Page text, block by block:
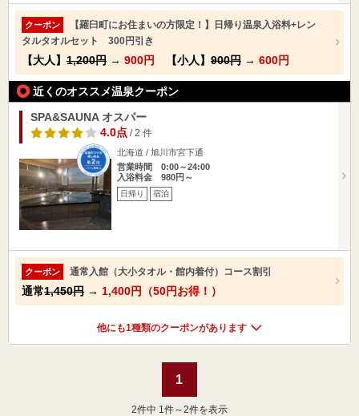
クーポン
【羅臼町にお住まいの方限定！】日帰り温泉入浴料+レン
タルタオルセット 300円引き
【大人】 1,200円 → 900円 【小人】 900円 → 600円
近くのオススメ温泉クーポン
SPA&SAUNA オスパー
4.0点/ 2 件
北海道 / 旭川市宮下通
営業時間 0:00～24:00
入浴料金 980円～
日帰り 宿泊
クーポン 通常入館（大小タオル・館内着付）コース割引
通常1,450円 → 1,400円（50円お得！）
他にも1種類のクーポンがあります
1
2件中 1件～2件を表示